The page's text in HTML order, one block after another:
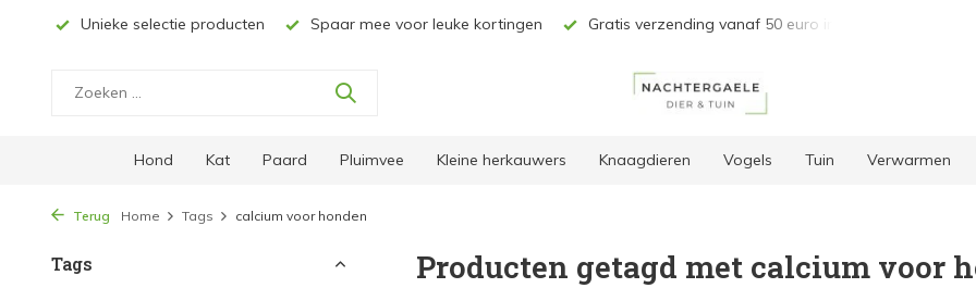
Spaar mee voor leuke kortingen Gratis verzending vanaf 50 euro in BE & NL* Unieke selectie producten
Hond Kat Paard Pluimvee Kleine herkauwers Knaagdieren Vogels Tuin Verwarmen
Terug Home Tags calcium voor honden
Tags Producten getagd met calcium voor